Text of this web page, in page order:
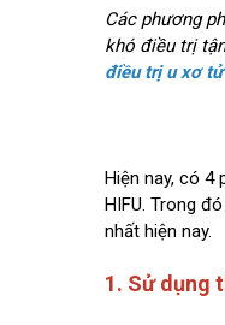
Các phương
khó điều trị
điều trị u xơ
Hiện nay, có 4
HIFU. Trong
nhất hiện nay.
1. Sử dụng